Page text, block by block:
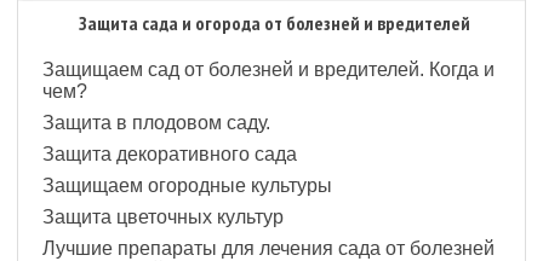
Защита сада и огорода от болезней и вредителей
Защищаем сад от болезней и вредителей. Когда и
чем?
Защита в плодовом саду.
Защита декоративного сада
Защищаем огородные культуры
Защита цветочных культур
Лучшие препараты для лечения сада от болезней